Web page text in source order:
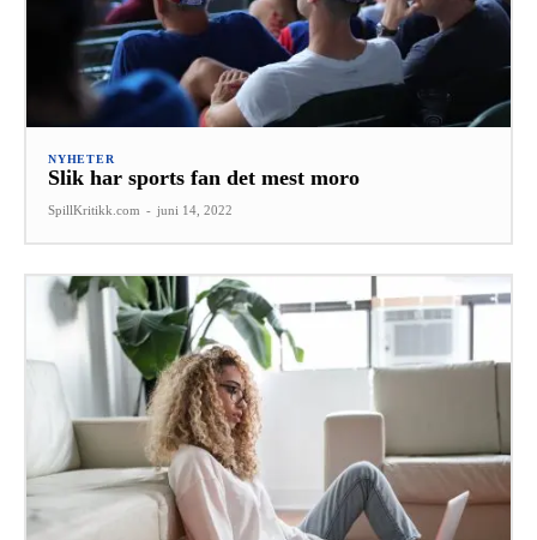
NYHETER
Slik har sports fan det mest moro
SpillKritikk.com - juni 14, 2022